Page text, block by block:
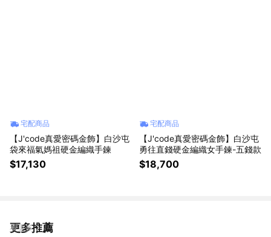
宅配商品
【J'code真愛密碼金飾】白沙屯
袋來福氣媽祖硬金編織手鍊
$17,130
宅配商品
【J'code真愛密碼金飾】白沙屯
勇往直錢硬金編織女手鍊-五錢款
$18,700
更多推薦
看更多